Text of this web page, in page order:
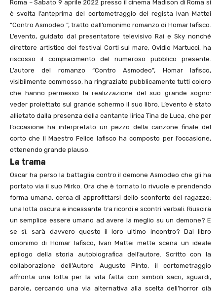
Roma – Sabato 9 aprile 2022 presso il cinema Madison di Roma si
è svolta l’anteprima del cortometraggio del regista Ivan Mattei
“Contro Asmodeo “, tratto dall’omonimo romanzo di Homar Iafisco.
L’evento, guidato dal presentatore televisivo Rai e Sky nonché
direttore artistico del festival Corti sul mare, Ovidio Martucci, ha
riscosso il compiacimento del numeroso pubblico presente.
L’autore del romanzo “Contro Asmodeo”, Homar Iafisco,
visibilmente commosso, ha ringraziato pubblicamente tutti coloro
che hanno permesso la realizzazione del suo grande sogno:
veder proiettato sul grande schermo il suo libro. L’evento è stato
allietato dalla presenza della cantante lirica Tina de Luca, che per
l’occasione ha interpretato un pezzo della canzone finale del
corto che il Maestro Felice Iafisco ha composto per l’occasione,
ottenendo grande plauso.
La trama
Oscar ha perso la battaglia contro il demone Asmodeo che gli ha
portato via il suo Mirko. Ora che è tornato lo rivuole e prendendo
forma umana, cerca di approfittarsi dello sconforto del ragazzo;
una lotta oscura e incessante tra ricordi e scontri verbali. Riuscirà
un semplice essere umano ad avere la meglio su un demone? E
se sì, sarà davvero questo il loro ultimo incontro? Dal libro
omonimo di Homar Iafisco, Ivan Mattei mette scena un ideale
epilogo della storia autobiografica dell’autore. Scritto con la
collaborazione dell’Autore Augusto Pinto, il cortometraggio
affronta una lotta per la vita fatta con simboli sacri, sguardi,
parole, cercando una via alternativa alla scelta dell’horror già